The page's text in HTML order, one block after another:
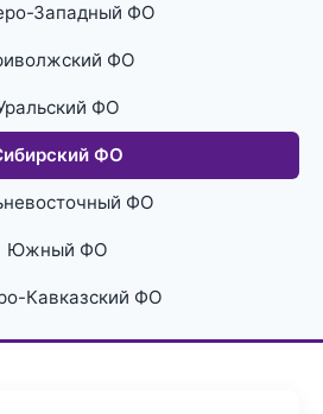
Западный ФО
ФО
ФО
ФО
ФО
Южный ФО
Кавказский ФО